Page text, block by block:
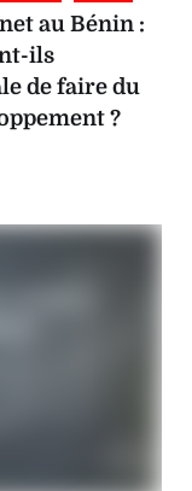
au Bénin :
ils
de faire du
?